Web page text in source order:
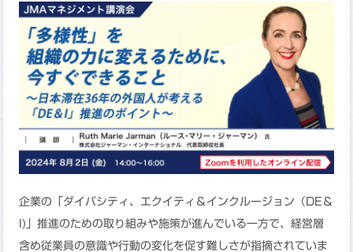
企業の「ダイバシティ、エクイティ＆インクルージョン（DE＆
I)」推進のための取り組みや施策が進んでいる一方で、経営層
含め従業員の意識や行動の変化を促す難しさが指摘されていま